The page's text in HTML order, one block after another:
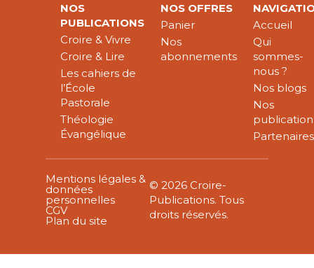
NOS
PUBLICATIONS
Croire & Vivre
Croire & Lire
Les cahiers de
l’École
Pastorale
Théologie
Évangélique
NOS OFFRES
Panier
Nos
abonnements
Accueil
Qui
sommes-
nous ?
Nos blogs
Nos
Partenaires
Mentions légales &
données
personnelles
CGV
Plan du site
© 2026 Croire-
Publications. Tous
droits réservés.